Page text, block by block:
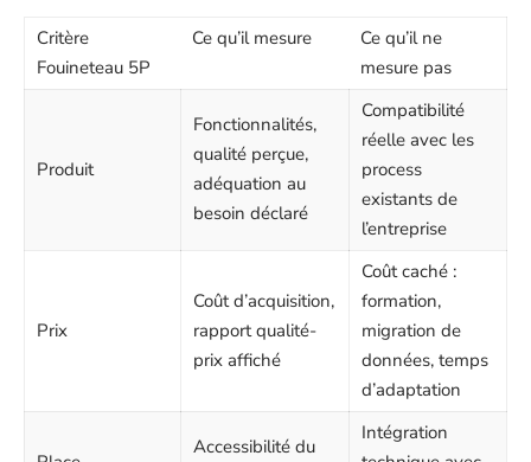
Critère
Fouineteau 5P
Ce qu’il mesure
Ce qu’il ne
mesure pas
Produit
Fonctionnalités,
qualité perçue,
adéquation au
besoin déclaré
Compatibilité
réelle avec les
process
existants de
l’entreprise
Prix
Coût d’acquisition,
rapport qualité-
prix affiché
Coût caché :
formation,
migration de
données, temps
d’adaptation
Accessibilité du
Intégration